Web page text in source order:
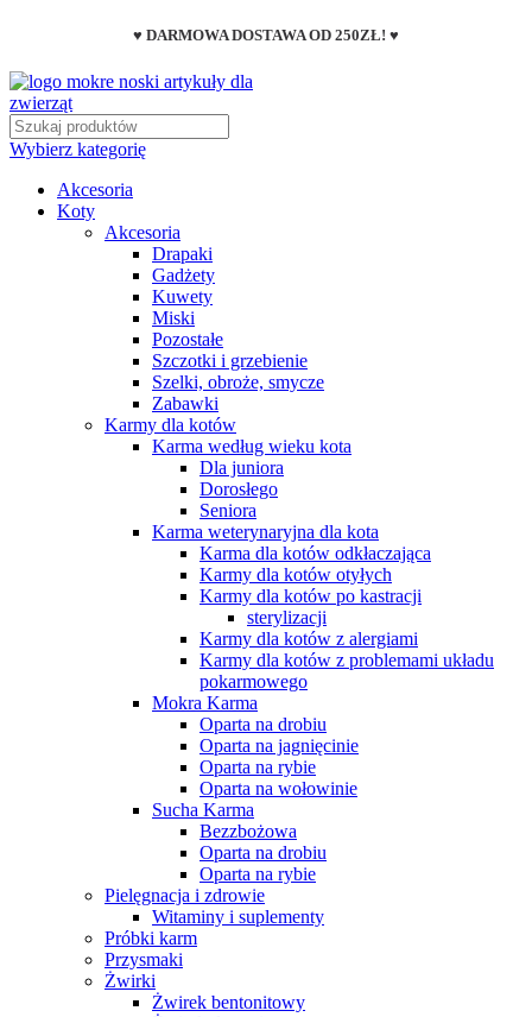
♥ DARMOWA DOSTAWA OD 250ZŁ! ♥
Wybierz kategorię
Akcesoria
Koty
Akcesoria
Drapaki
Gadżety
Kuwety
Miski
Pozostałe
Szczotki i grzebienie
Szelki, obroże, smycze
Zabawki
Karmy dla kotów
Karma według wieku kota
Dla juniora
Dorosłego
Seniora
Karma weterynaryjna dla kota
Karma dla kotów odkłaczająca
Karmy dla kotów otyłych
Karmy dla kotów po kastracji
sterylizacji
Karmy dla kotów z alergiami
Karmy dla kotów z problemami układu
pokarmowego
Mokra Karma
Oparta na drobiu
Oparta na jagnięcinie
Oparta na rybie
Oparta na wołowinie
Sucha Karma
Bezzbożowa
Oparta na drobiu
Oparta na rybie
Pielęgnacja i zdrowie
Witaminy i suplementy
Próbki karm
Przysmaki
Żwirki
Żwirek bentonitowy